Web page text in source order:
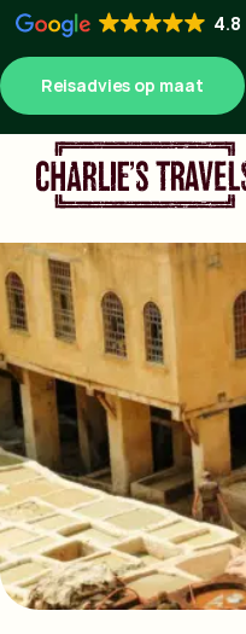
4.8
Reisadvies op maat